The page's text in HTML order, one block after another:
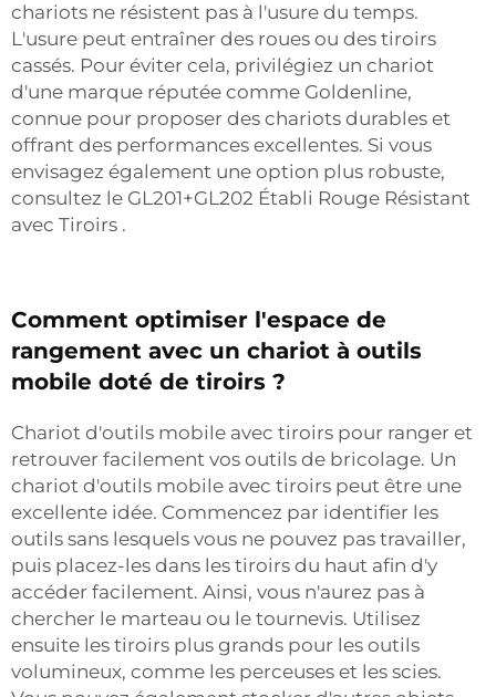
chariots ne résistent pas à l'usure du temps.
L'usure peut entraîner des roues ou des tiroirs
cassés. Pour éviter cela, privilégiez un chariot
d'une marque réputée comme Goldenline,
connue pour proposer des chariots durables et
offrant des performances excellentes. Si vous
envisagez également une option plus robuste,
consultez le GL201+GL202 Établi Rouge Résistant
avec Tiroirs .
Comment optimiser l'espace de
rangement avec un chariot à outils
mobile doté de tiroirs ?
Chariot d'outils mobile avec tiroirs pour ranger et
retrouver facilement vos outils de bricolage. Un
chariot d'outils mobile avec tiroirs peut être une
excellente idée. Commencez par identifier les
outils sans lesquels vous ne pouvez pas travailler,
puis placez-les dans les tiroirs du haut afin d'y
accéder facilement. Ainsi, vous n'aurez pas à
chercher le marteau ou le tournevis. Utilisez
ensuite les tiroirs plus grands pour les outils
volumineux, comme les perceuses et les scies.